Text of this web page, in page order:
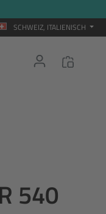
SCHWEIZ, ITALIENISCH
540